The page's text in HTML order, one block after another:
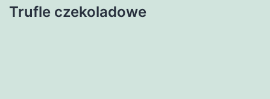
Trufle czekoladowe